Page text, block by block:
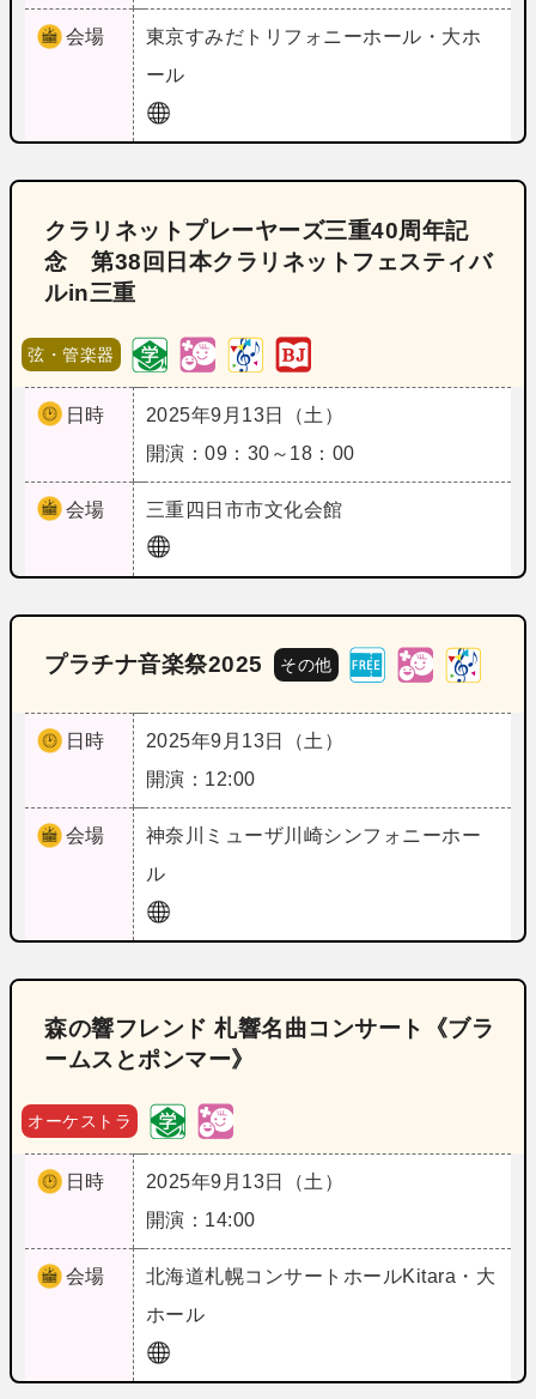
会場 東京すみだトリフォニーホール・大ホ
ール
クラリネットプレーヤーズ三重40周年記
念 第38回日本クラリネットフェスティバ
ルin三重
弦・管楽器
日時
2025年9月13日（土）
開演：09：30～18：00
会場 三重 四日市市文化会館
プラチナ音楽祭2025 その他
日時
2025年9月13日（土）
開演：12:00
会場 神奈川
ミューザ川崎シンフォニーホー
ル
森の響フレンド 札響名曲コンサート《ブラ
ームスとポンマー》
オーケストラ
日時
2025年9月13日（土）
開演：14:00
会場 北海道札幌コンサートホールKitara・大
ホール